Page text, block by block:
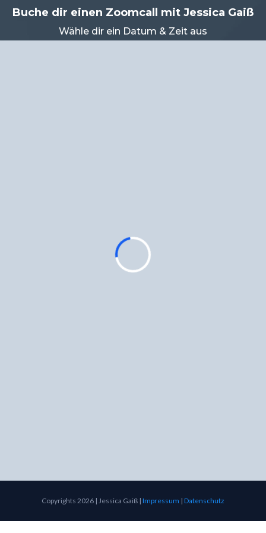
Buche dir einen Zoomcall mit Jessica Gaiß
Wähle dir ein Datum & Zeit aus
Copyrights 2026 | Jessica Gaiß | Impressum | Datenschutz